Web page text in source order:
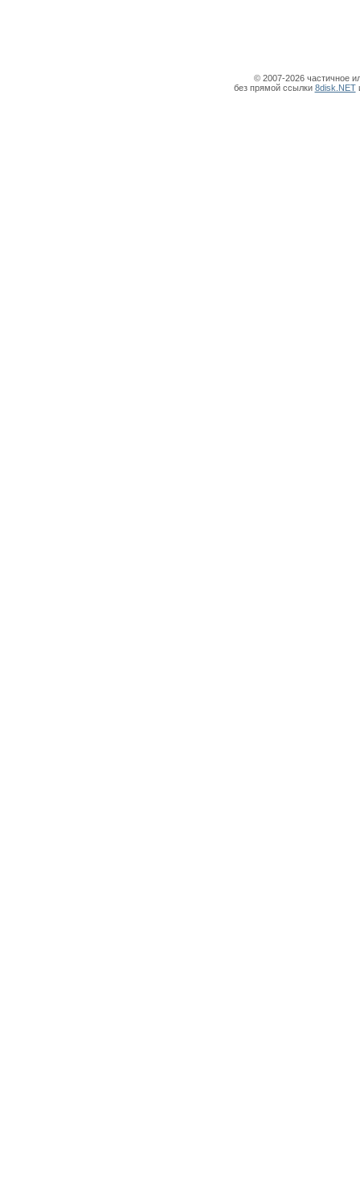
© 2007-2026 частичное
без прямой ссылки 8disk.NET